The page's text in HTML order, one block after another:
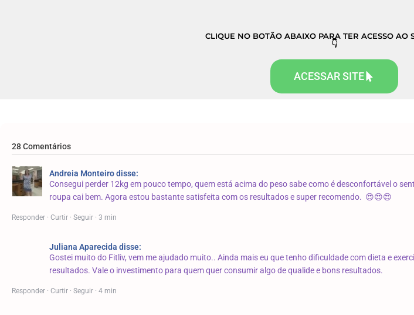
CLIQUE NO BOTÃO ABAIXO PARA TER ACESSO AO
👇
ACESSAR SITE
28 Comentários
Andreia Monteiro disse:
Consegui perder 12kg em pouco tempo, quem está acima do peso sabe como é desconfortável o
roupa cai bem. Agora estou bastante satisfeita com os resultados e superrecomendo. 😍😍😍
Responder · Curtir · Seguir · 3 min
Juliana Aparecida disse:
Gostei muito do Fitliv, vem me ajudado muito.. Ainda mais eu que tenho dificuldade com dieta e
resultados. Vale o investimento para quem quer consumir algo de qualide e bons resultados.
Responder · Curtir · Seguir · 4 min